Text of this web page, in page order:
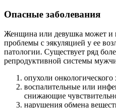
Опасные заболевания
Женщина или девушка может и
проблемы с эякуляцией у ее
патологии. Существует ряд
репродуктивной системы
опухоли онкологического
воспалительные или
снижающие
нарушения обмена